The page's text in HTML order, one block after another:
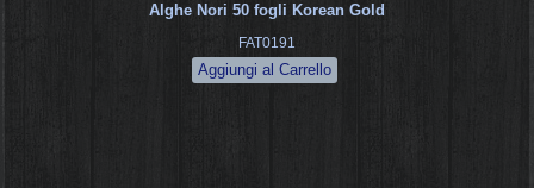
Alghe Nori 50 fogli Korean Gold
FAT0191